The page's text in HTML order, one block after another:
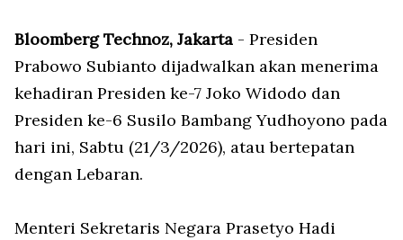
Bloomberg Technoz, Jakarta - Presiden
Prabowo Subianto dijadwalkan akan menerima
kehadiran Presiden ke-7 Joko Widodo dan
Presiden ke-6 Susilo Bambang Yudhoyono pada
hari ini, Sabtu (21/3/2026), atau bertepatan
dengan Lebaran.
Menteri Sekretaris Negara Prasetyo Hadi